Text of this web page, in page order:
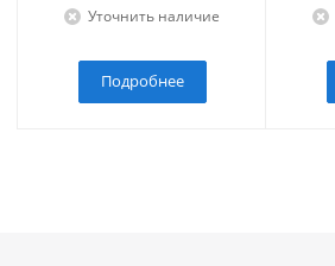
Уточнить наличие
Подробнее